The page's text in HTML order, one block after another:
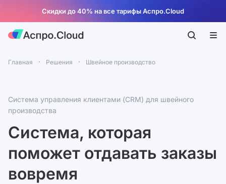
Скидки до 40% на все тарифы Аспро.Cloud
Главная Решения Швейное производство
Система управления клиентами (CRM) для швейного
производства
Система, которая
поможет отдавать заказы
вовремя